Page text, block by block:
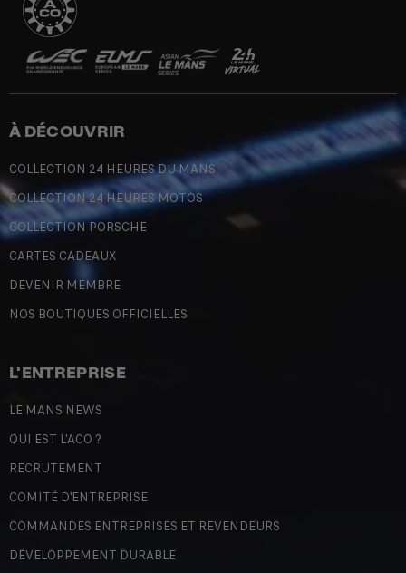
À DÉCOUVRIR
COLLECTION 24 HEURES DU MANS
COLLECTION 24 HEURES MOTOS
COLLECTION PORSCHE
CARTES CADEAUX
DEVENIR MEMBRE
NOS BOUTIQUES OFFICIELLES
L'ENTREPRISE
LE MANS NEWS
QUI EST L'ACO ?
RECRUTEMENT
COMITÉ D'ENTREPRISE
COMMANDES ENTREPRISES ET REVENDEURS
DÉVELOPPEMENT DURABLE